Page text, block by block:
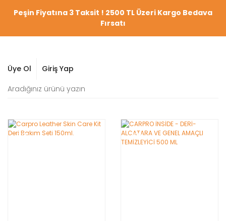
Peşin Fiyatına 3 Taksit ! 2500 TL Üzeri Kargo Bedava
Fırsatı
Üye Ol Giriş Yap
YENİ YENİ